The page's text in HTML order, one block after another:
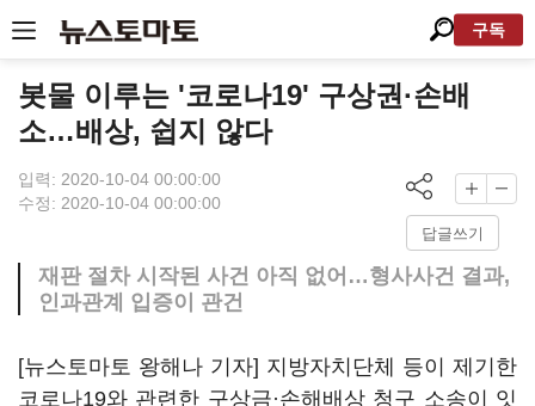
구독
봇물 이루는 '코로나19' 구상권·손배
소…배상, 쉽지 않다
입력: 2020-10-04 00:00:00
수정: 2020-10-04 00:00:00
답글쓰기
재판 절차 시작된 사건 아직 없어…형사사건 결과,
인과관계 입증이 관건
[뉴스토마토 왕해나 기자] 지방자치단체 등이 제기한
코로나19와 관련한 구상금·손해배상 청구 소송이 잇